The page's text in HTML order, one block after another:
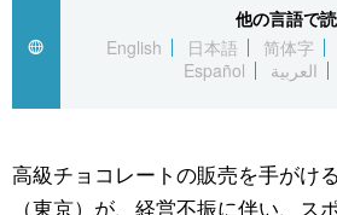
国際
社会
文化
アーカイブ
Japan Data
旅と暮らし
動画/Live
科学・技術
暮らし
スポーツ・東京2020
他の言語で
English
日本語 简体字
Español
العربية
高級チョコレートの販売を手がけ
（東京）が、経営不振に伴い、ス